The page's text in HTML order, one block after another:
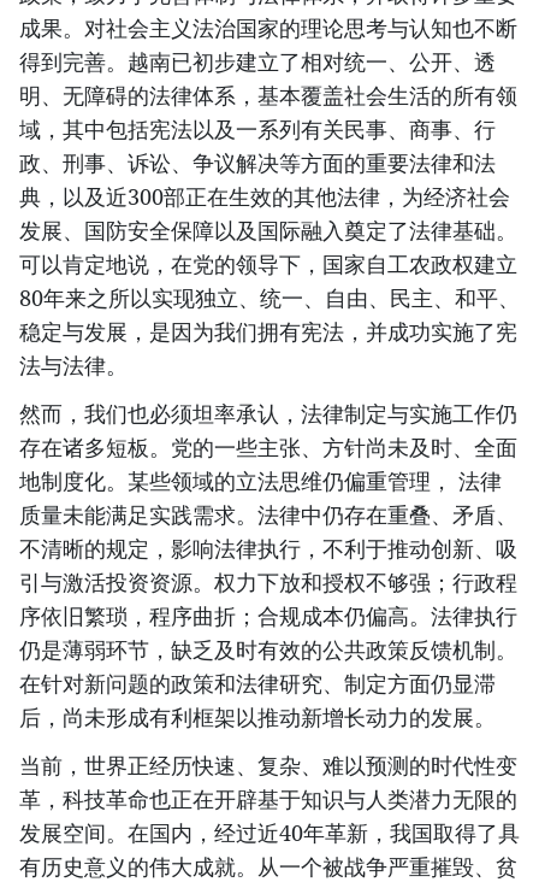
成果。对社会主义法治国家的理论思考与认知也不断
得到完善。越南已初步建立了相对统一、公开、透
明、无障碍的法律体系，基本覆盖社会生活的所有领
域，其中包括宪法以及一系列有关民事、商事、行
政、刑事、诉讼、争议解决等方面的重要法律和法
典，以及近300部正在生效的其他法律，为经济社会
发展、国防安全保障以及国际融入奠定了法律基础。
可以肯定地说，在党的领导下，国家自工农政权建立
80年来之所以实现独立、统一、自由、民主、和平、
稳定与发展，是因为我们拥有宪法，并成功实施了宪
法与法律。
然而，我们也必须坦率承认，法律制定与实施工作仍
存在诸多短板。党的一些主张、方针尚未及时、全面
地制度化。某些领域的立法思维仍偏重管理， 法律
质量未能满足实践需求。法律中仍存在重叠、矛盾、
不清晰的规定，影响法律执行，不利于推动创新、吸
引与激活投资资源。权力下放和授权不够强；行政程
序依旧繁琐，程序曲折；合规成本仍偏高。法律执行
仍是薄弱环节，缺乏及时有效的公共政策反馈机制。
在针对新问题的政策和法律研究、制定方面仍显滞
后，尚未形成有利框架以推动新增长动力的发展。
当前，世界正经历快速、复杂、难以预测的时代性变
革，科技革命也正在开辟基于知识与人类潜力无限的
发展空间。在国内，经过近40年革新，我国取得了具
有历史意义的伟大成就。从一个被战争严重摧毁、贫